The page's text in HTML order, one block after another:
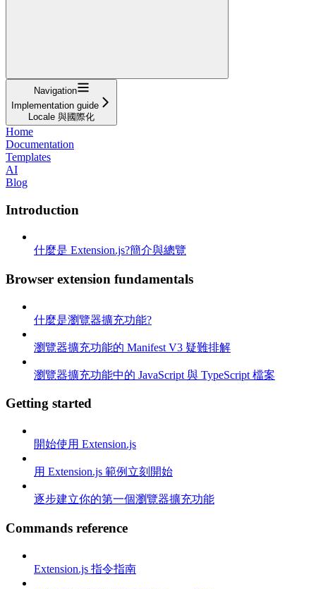
Navigation
Implementation guide
Locale 與國際化
Home
Documentation
Templates
AI
Blog
Introduction
什麼是 Extension.js?簡介與總覽
Browser extension fundamentals
什麼是瀏覽器擴充功能?
瀏覽器擴充功能的 Manifest V3 疑難排解
瀏覽器擴充功能中的 JavaScript 與 TypeScript 檔案
Getting started
開始使用 Extension.js
用 Extension.js 範例立刻開始
逐步建立你的第一個瀏覽器擴充功能
Commands reference
Extension.js 指令指南